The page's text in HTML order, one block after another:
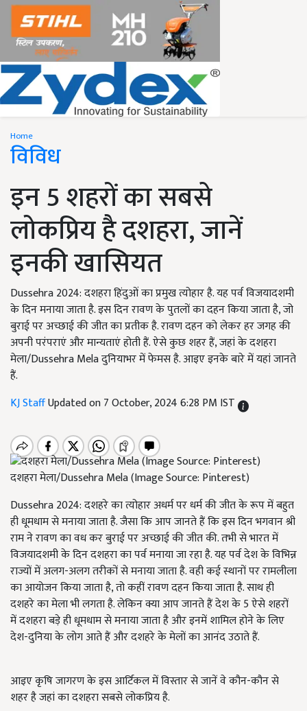
Home
विविध
इन 5 शहरों का सबसे
लोकप्रिय है दशहरा, जानें
इनकी खासियत
Dussehra 2024: दशहरा हिंदुओं का प्रमुख त्योहार है. यह पर्व विजयादशमी
के दिन मनाया जाता है. इस दिन रावण के पुतलों का दहन किया जाता है, जो
बुराई पर अच्छाई की जीत का प्रतीक है. रावण दहन को लेकर हर जगह की
अपनी परंपराएं और मान्यताएं होती हैं. ऐसे कुछ शहर हैं, जहां के दशहरा
मेला/Dussehra Mela दुनियाभर में फेमस है. आइए इनके बारे में यहां जानते
हैं.
KJ StaffUpdated on 7 October, 2024 6:28 PM IST
दशहरा मेला/Dussehra Mela (Image Source: Pinterest)
Dussehra 2024: दशहरे का त्योहार अधर्म पर धर्म की जीत के रूप में बहुत
ही धूमधाम से मनाया जाता है. जैसा कि आप जानते हैं कि इस दिन भगवान श्री
राम ने रावण का वध कर बुराई पर अच्छाई की जीत की. तभी से भारत में
विजयादशमी के दिन दशहरा का पर्व मनाया जा रहा है. यह पर्व देश के विभिन्न
राज्यों में अलग-अलग तरीकों से मनाया जाता है. वही कई स्थानों पर रामलीला
का आयोजन किया जाता है, तो कहीं रावण दहन किया जाता है. साथ ही
दशहरे का मेला भी लगता है. लेकिन क्या आप जानते हैं देश के 5 ऐसे शहरों
में दशहरा बड़े ही धूमधाम से मनाया जाता है और इनमें शामिल होने के लिए
देश-दुनिया के लोग आते हैं और दशहरे के मेलों का आनंद उठाते हैं.
आइए कृषि जागरण के इस आर्टिकल में विस्तार से जानें वे कौन-कौन से
शहर है जहां का दशहरा सबसे लोकप्रिय है.